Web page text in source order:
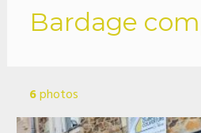
Bardage
6photos